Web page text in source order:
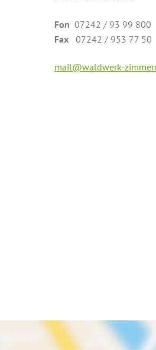
Fon 07242 / 93 99 800
Fax 07242 / 953 77 50
mail@waldwerk-